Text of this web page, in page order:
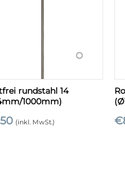
rundstahl 14
1000mm)
(inkl. MwSt.) €